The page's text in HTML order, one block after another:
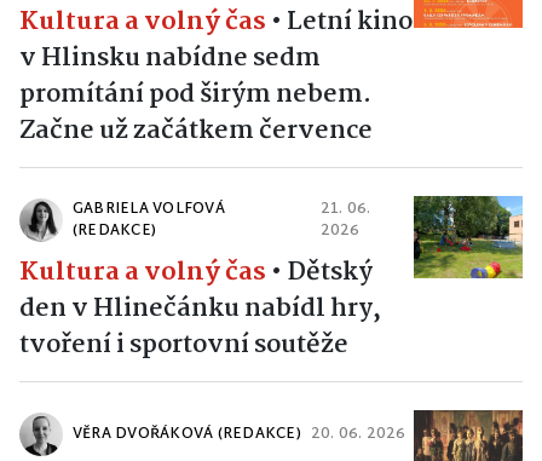
Kultura a volný čas • Letní kino
v Hlinsku nabídne sedm
promítání pod širým nebem.
Začne už začátkem července
GABRIELA VOLFOVÁ
(REDAKCE)
21. 06.
2026
Kultura a volný čas • Dětský
den v Hlinečánku nabídl hry,
tvoření i sportovní soutěže
VĚRA DVOŘÁKOVÁ (REDAKCE) 20. 06. 2026